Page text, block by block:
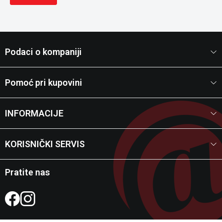
Podaci o kompaniji
Pomoć pri kupovini
INFORMACIJE
KORISNIČKI SERVIS
Pratite nas